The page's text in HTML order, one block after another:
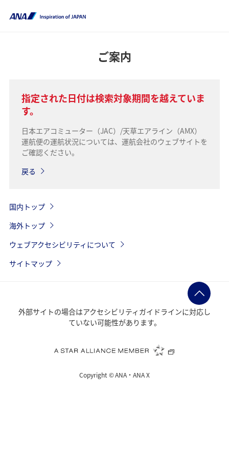
ご案内
指定された日付は検索対象期間を越えていま
す。
日本エアコミューター（JAC）/天草エアライン（AMX）
運航便の運航状況については、運航会社のウェブサイトを
ご確認ください。
戻る
国内トップ
海外トップ
ウェブアクセシビリティについて
サイトマップ
外部サイトの場合はアクセシビリティガイドラインに対応し
ていない可能性があります。
Copyright ©ANA・ANA X